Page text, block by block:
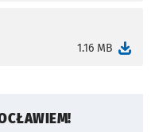
1.16 MB